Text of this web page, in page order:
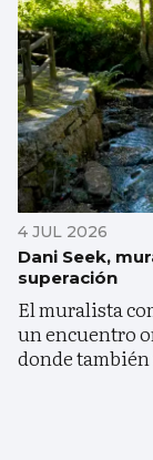
4 JUL 2026
Dani Seek,
superación
El muralista
un encuentro
donde